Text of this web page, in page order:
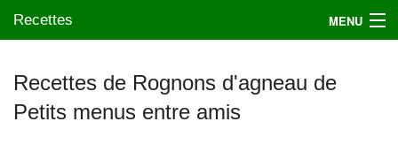
Recettes MENU
Mes blogs préférés
Recettes de Rognons d'agneau de
Petits menus entre amis